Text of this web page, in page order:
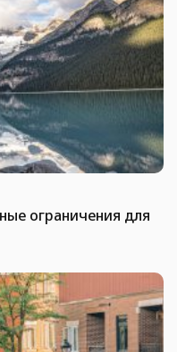
ограничения для